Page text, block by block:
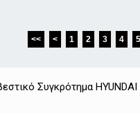
<< < 1 2 3 4 5
Συγκρότημα HYUNDAI